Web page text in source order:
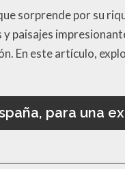
sorprende por su
paisajes
En este artículo,
para una